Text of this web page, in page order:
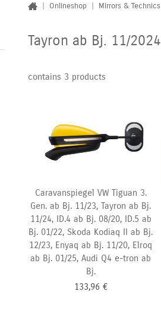
Onlineshop Mirrors & Technics
Tayron ab Bj. 11/2024
contains 3 products
Caravanspiegel VW Tiguan 3.
Gen. ab Bj. 11/23, Tayron ab Bj.
11/24, ID.4 ab Bj. 08/20, ID.5 ab
Bj. 01/22, Skoda Kodiaq II ab Bj.
12/23, Enyaq ab Bj. 11/20, Elroq
ab Bj. 01/25, Audi Q4 e-tron ab
Bj.
133,96 €